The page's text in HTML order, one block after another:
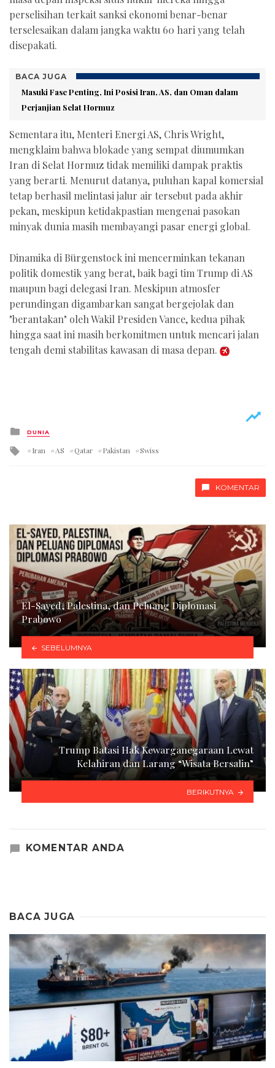
perselisihan terkait sanksi ekonomi benar-benar
terselesaikan dalam jangka waktu 60 hari yang telah
disepakati.
BACA JUGA
Masuki Fase Penting, Ini Posisi Iran, AS, dan Oman dalam
Perjanjian Selat Hormuz
Sementara itu, Menteri Energi AS, Chris Wright,
mengklaim bahwa blokade yang sempat diumumkan
Iran di Selat Hormuz tidak memiliki dampak praktis
yang berarti. Menurut datanya, puluhan kapal komersial
tetap berhasil melintasi jalur air tersebut pada akhir
pekan, meskipun ketidakpastian mengenai pasokan
minyak dunia masih membayangi pasar energi global.
Dinamika di Bürgenstock ini mencerminkan tekanan
politik domestik yang berat, baik bagi tim Trump di AS
maupun bagi delegasi Iran. Meskipun atmosfer
perundingan digambarkan sangat bergejolak dan
"berantakan" oleh Wakil Presiden Vance, kedua pihak
hingga saat ini masih berkomitmen untuk mencari jalan
tengah demi stabilitas kawasan di masa depan.
Posted
in
DUNIA
Tagged
Iran AS Qatar Pakistan Swiss
KOMENTAR
El-Sayed, Palestina, dan Peluang Diplomasi
Prabowo
SEBELUMNYA
Trump Batasi Hak Kewarganegaraan Lewat
Kelahiran dan Larang “Wisata Bersalin”
BERIKUTNYA
KOMENTAR ANDA
BACA JUGA